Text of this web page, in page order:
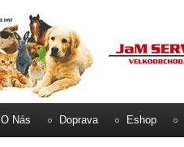
O Nás Doprava Eshop